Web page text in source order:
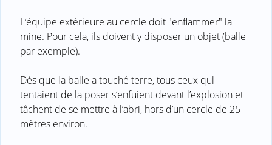
L’équipe extérieure au cercle doit "enflammer" la
mine. Pour cela, ils doivent y disposer un objet (balle
par exemple).
Dès que la balle a touché terre, tous ceux qui
tentaient de la poser s’enfuient devant l’explosion et
tâchent de se mettre à l’abri, hors d’un cercle de 25
mètres environ.